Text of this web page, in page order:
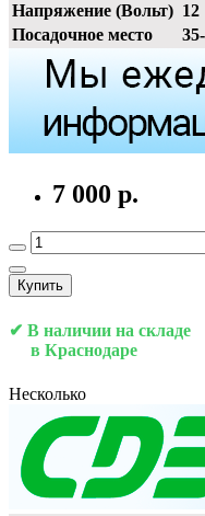
Напряжение (Вольт) 12
Посадочное место
7 000 р.
Купить
✔ В наличии на складе
в Краснодаре
Несколько